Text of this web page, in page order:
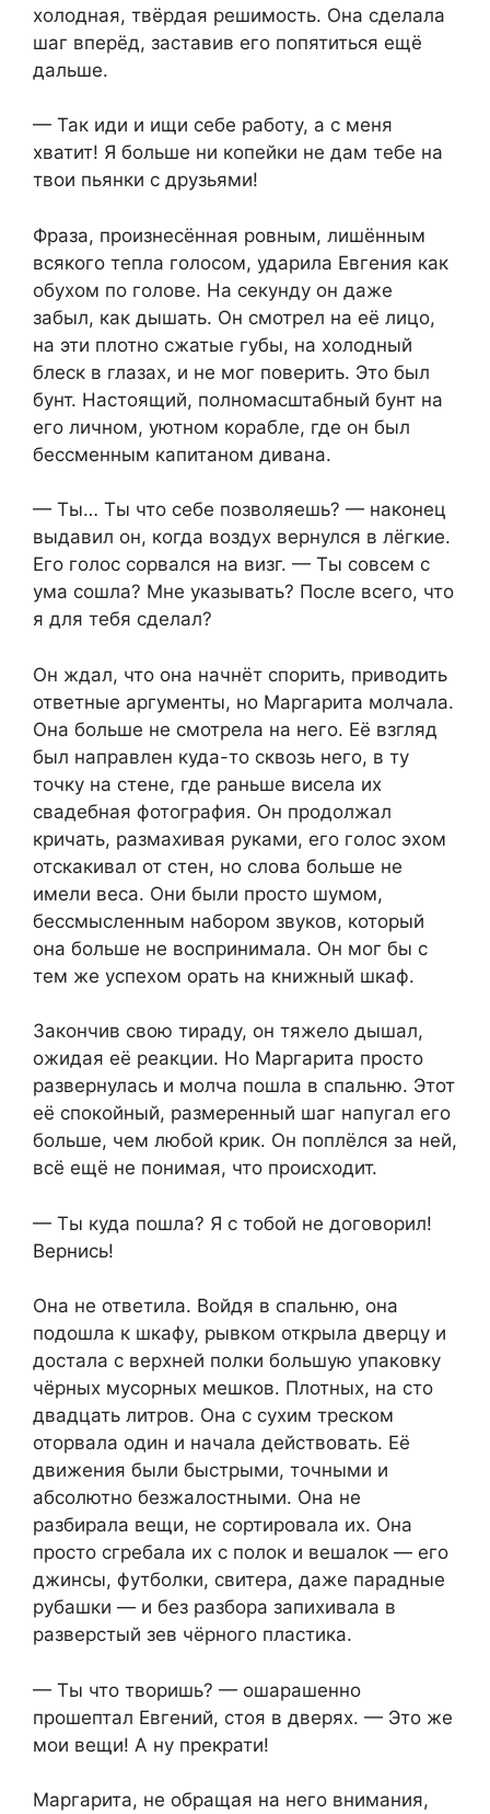
холодная, твёрдая решимость. Она сделала
шаг вперёд, заставив его попятиться ещё
дальше.
— Так иди и ищи себе работу, а с меня
хватит! Я больше ни копейки не дам тебе на
твои пьянки с друзьями!
Фраза, произнесённая ровным, лишённым
всякого тепла голосом, ударила Евгения как
обухом по голове. На секунду он даже
забыл, как дышать. Он смотрел на её лицо,
на эти плотно сжатые губы, на холодный
блеск в глазах, и не мог поверить. Это был
бунт. Настоящий, полномасштабный бунт на
его личном, уютном корабле, где он был
бессменным капитаном дивана.
— Ты… Ты что себе позволяешь? — наконец
выдавил он, когда воздух вернулся в лёгкие.
Его голос сорвался на визг. — Ты совсем с
ума сошла? Мне указывать? После всего, что
я для тебя сделал?
Он ждал, что она начнёт спорить, приводить
ответные аргументы, но Маргарита молчала.
Она больше не смотрела на него. Её взгляд
был направлен куда-то сквозь него, в ту
точку на стене, где раньше висела их
свадебная фотография. Он продолжал
кричать, размахивая руками, его голос эхом
отскакивал от стен, но слова больше не
имели веса. Они были просто шумом,
бессмысленным набором звуков, который
она больше не воспринимала. Он мог бы с
тем же успехом орать на книжный шкаф.
Закончив свою тираду, он тяжело дышал,
ожидая её реакции. Но Маргарита просто
развернулась и молча пошла в спальню. Этот
её спокойный, размеренный шаг напугал его
больше, чем любой крик. Он поплёлся за ней,
всё ещё не понимая, что происходит.
— Ты куда пошла? Я с тобой не договорил!
Вернись!
Она не ответила. Войдя в спальню, она
подошла к шкафу, рывком открыла дверцу и
достала с верхней полки большую упаковку
чёрных мусорных мешков. Плотных, на сто
двадцать литров. Она с сухим треском
оторвала один и начала действовать. Её
движения были быстрыми, точными и
абсолютно безжалостными. Она не
разбирала вещи, не сортировала их. Она
просто сгребала их с полок и вешалок — его
джинсы, футболки, свитера, даже парадные
рубашки — и без разбора запихивала в
разверстый зев чёрного пластика.
— Ты что творишь? — ошарашенно
прошептал Евгений, стоя в дверях. — Это же
мои вещи! А ну прекрати!
Маргарита, не обращая на него внимания,